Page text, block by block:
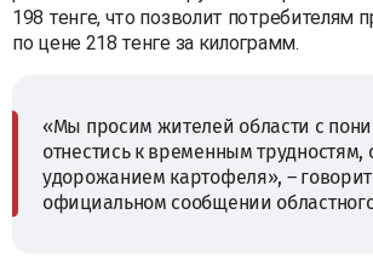
198 тенге, что позволит потребителям
по цене 218 тенге за килограмм.
«Мы просим жителей области с
отнестись к временным трудностям,
удорожанием картофеля», –
официальном сообщении